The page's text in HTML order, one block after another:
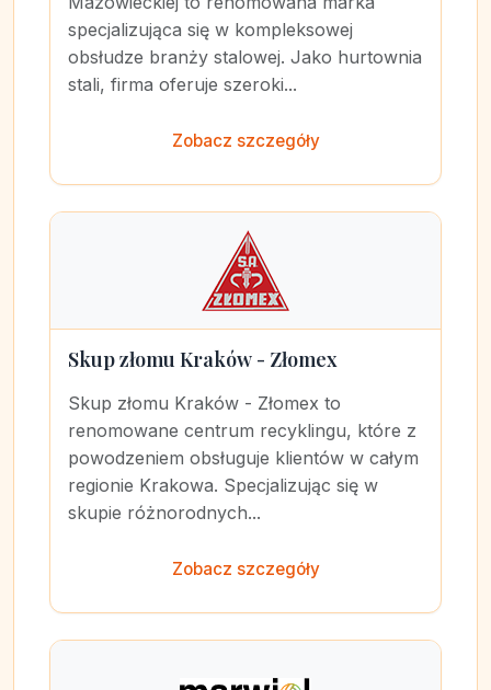
specjalizująca się w kompleksowej
obsłudze branży stalowej. Jako hurtownia
stali, firma oferuje szeroki...
Zobacz szczegóły
Skup złomu Kraków - Złomex
Skup złomu Kraków - Złomex to
renomowane centrum recyklingu, które z
powodzeniem obsługuje klientów w całym
regionie Krakowa. Specjalizując się w
skupie różnorodnych...
Zobacz szczegóły